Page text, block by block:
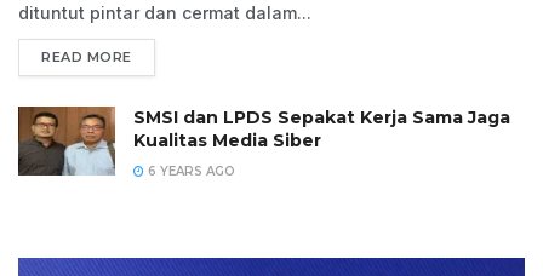
dituntut pintar dan cermat dalam...
READ MORE
SMSI dan LPDS Sepakat Kerja Sama Jaga
Kualitas Media Siber
6 YEARS AGO